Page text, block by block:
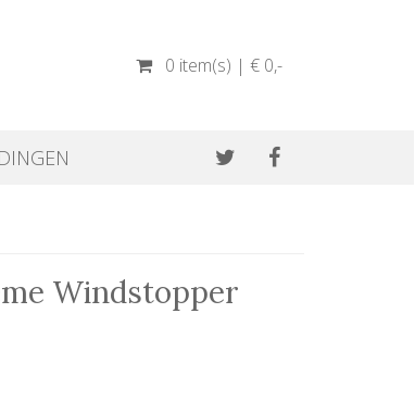
0 item(s) | € 0,-
Windstopper